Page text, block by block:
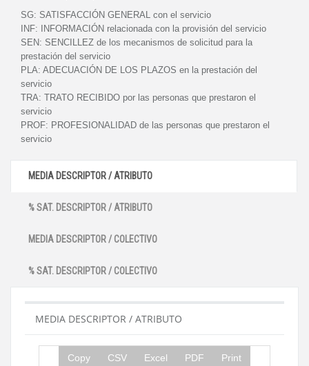
SG: SATISFACCIÓN GENERAL con el servicio
INF:
INFORMACIÓN relacionada con la provisión del servicio
SEN: SENCILLEZ de los mecanismos de solicitud para la
prestación del servicio
PLA: ADECUACIÓN DE LOS PLAZOS en la prestación del
servicio
TRA: TRATO RECIBIDO por las personas que prestaron el
servicio
PROF: PROFESIONALIDAD de las personas que prestaron el
servicio
MEDIA DESCRIPTOR / ATRIBUTO
% SAT. DESCRIPTOR / ATRIBUTO
MEDIA DESCRIPTOR / COLECTIVO
% SAT. DESCRIPTOR / COLECTIVO
MEDIA DESCRIPTOR / ATRIBUTO
Copy CSV Excel PDF Print